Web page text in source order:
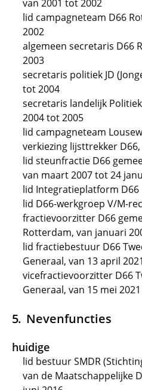
van 2001 tot 2002
lid campagneteam D66
2002
algemeen secretaris D66
2003
secretaris politiek JD
tot 2004
secretaris landelijk
2004 tot 2005
lid campagneteam
verkiezing lijsttrekker D66,
lid steunfractie D66
van maart 2007 tot 24
lid Integratieplatform D66
lid D66-werkgroep V/M-
fractievoorzitter D66
Rotterdam, van januari
lid fractiebestuur D66
Generaal, van 13 april
vicefractievoorzitter D66
Generaal, van 15 mei
Nevenfuncties
huidige
lid bestuur SMDR
van de Maatschappelijke